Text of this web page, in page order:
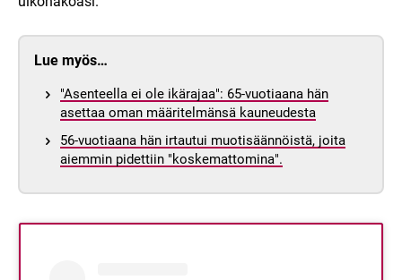
Lue myös…
"Asenteella ei ole ikärajaa": 65-vuotiaana hän
asettaa oman määritelmänsä kauneudesta
56-vuotiaana hän irtautui muotisäännöistä, joita
aiemmin pidettiin "koskemattomina".